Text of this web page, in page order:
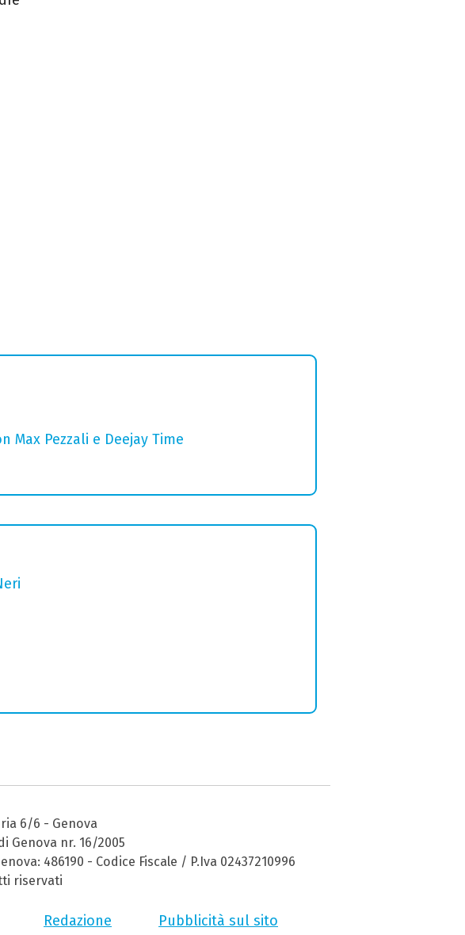
Max Pezzali e Deejay Time
6/6 - Genova
Genova nr. 16/2005
486190 - Codice Fiscale / P.Iva 02437210996
riservati
Redazione Pubblicità sul sito